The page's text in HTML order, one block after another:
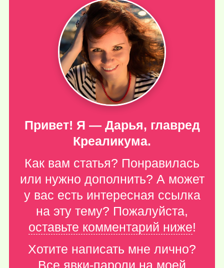
Привет! Я — Дарья, главред
Креаликума.
Как вам статья? Понравилась
или нужно дополнить? А может
у вас есть интересная ссылка
на эту тему? Пожалуйста,
оставьте комментарий ниже!
Хотите написать мне лично?